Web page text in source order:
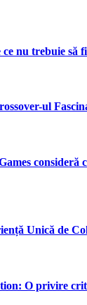
nu trebuie să
ul
consideră
Unică de
O privire